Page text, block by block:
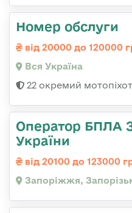
Номер обслуги
від 20000 до 120000
Вся Україна
22 окремий
Оператор БПЛА
України
від 20100 до 123000
Запоріжжя,